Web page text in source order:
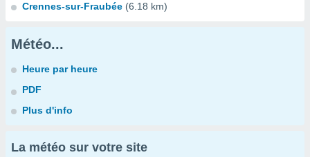
Crennes-sur-Fraubée (6.18 km)
Météo...
Heure par heure
PDF
Plus d'info
La météo sur votre site